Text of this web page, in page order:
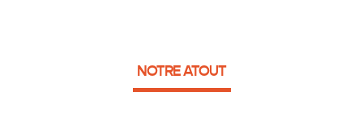
NOTRE ATOUT